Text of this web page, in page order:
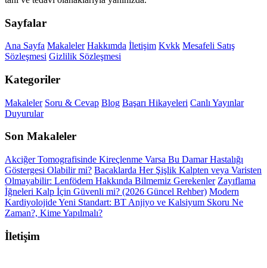
Sayfalar
Ana Sayfa Makaleler Hakkımda İletişim Kvkk Mesafeli Satış
Sözleşmesi Gizlilik Sözleşmesi
Kategoriler
Makaleler Soru & Cevap Blog Başarı Hikayeleri Canlı Yayınlar
Duyurular
Son Makaleler
Akciğer Tomografisinde Kireçlenme Varsa Bu Damar Hastalığı
Göstergesi Olabilir mi? Bacaklarda Her Şişlik Kalpten veya Varisten
Olmayabilir: Lenfödem Hakkında Bilmemiz Gerekenler Zayıflama
İğneleri Kalp İçin Güvenli mi? (2026 Güncel Rehber) Modern
Kardiyolojide Yeni Standart: BT Anjiyo ve Kalsiyum Skoru Ne
Zaman?, Kime Yapılmalı?
İletişim